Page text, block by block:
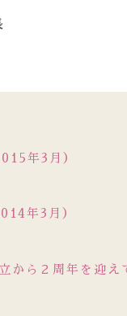
年3月）
年3月）
から２周年を迎え